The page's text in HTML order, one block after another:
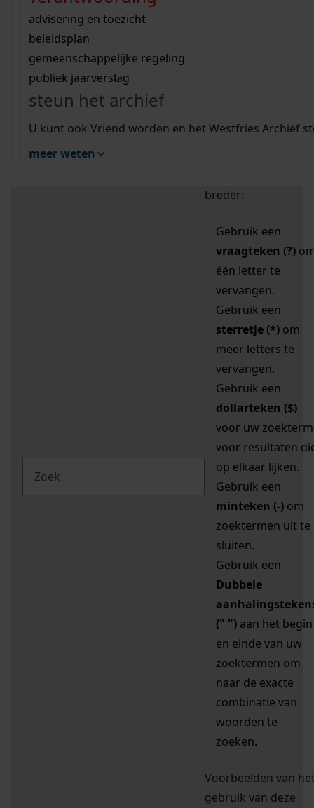
bouwvergunningen
omgevingsvergunningen
vergunningen
beeld en geluid
uitleg nodig?
Wij helpen u op weg met een aantal zoektips.
bekijk alle zoektips
Wij helpen u op weg met een aantal zoektips.
bekijk alle zoektips
bekijk ons geschiedenislokaal
advisering en toezicht
beleidsplan
gemeenschappelijke regeling
publiek jaarverslag
steun het archief
U kunt ook Vriend worden en het Westfries Archief
meer weten
zoektips
Mijn Studiezaal (inloggen)
uw zoekopdracht te
breder:
Gebruik een
vraagteken (?)
één letter te
vervangen.
Gebruik een
sterretje (*) om
meer letters te
vervangen.
Gebruik een
dollarteken ($)
voor uw zoekterm
voor resultaten
op elkaar lijken.
Gebruik een
minteken (-) om
zoektermen uit te
sluiten.
Gebruik een
Dubbele
(" ") aan het begin
en einde van uw
zoektermen om
naar de exacte
combinatie van
woorden te
zoeken.
Voorbeelden van
gebruik van deze